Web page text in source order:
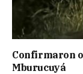
Confirmaron
Mburucuyá